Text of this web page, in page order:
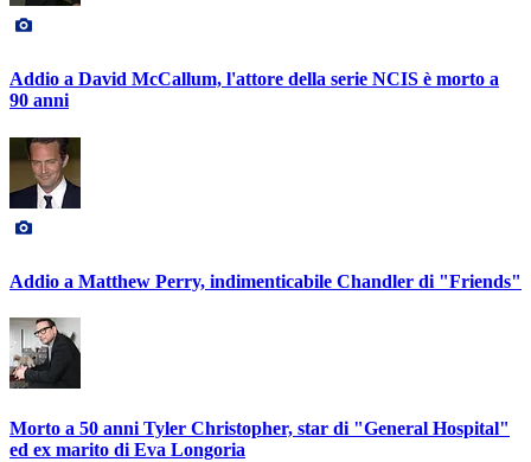
Addio a David McCallum, l'attore della serie NCIS è morto a
90 anni
Addio a Matthew Perry, indimenticabile Chandler di "Friends"
Morto a 50 anni Tyler Christopher, star di "General Hospital"
ed ex marito di Eva Longoria